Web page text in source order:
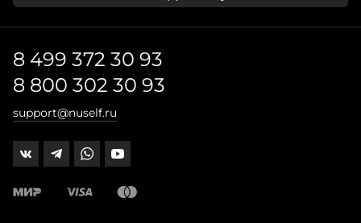
8 499 372 30 93
8 800 302 30 93
support@nuself.ru